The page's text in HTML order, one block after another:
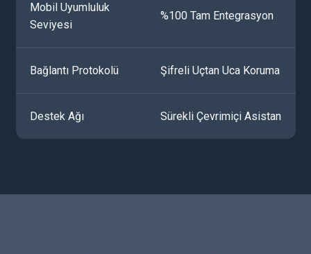
Mobil Uyumluluk
Seviyesi
%100 Tam Entegrasyon
Bağlantı Protokolü Şifreli Uçtan Uca Koruma
Destek Ağı Sürekli Çevrimiçi Asistan